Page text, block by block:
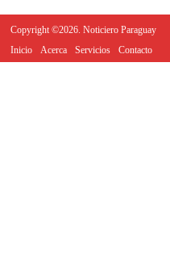
Copyright ©2026. Noticiero Paraguay
Inicio
Acerca Servicios Contacto